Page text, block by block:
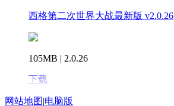
西格第二次世界大战最新版 v2.0.26
105MB | 2.0.26
下载
网站地图|电脑版